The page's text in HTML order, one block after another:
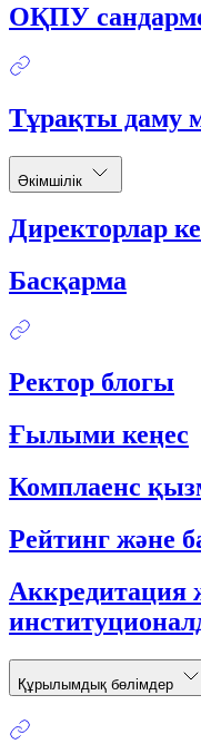
ОҚПУ
Тұрақты даму
Әкімшілік
Директорлар
Басқарма
Ректор блогы
Ғылыми кеңес
Комплаенс
Рейтинг және
Аккредитация
Құрылымдық бөлімдер